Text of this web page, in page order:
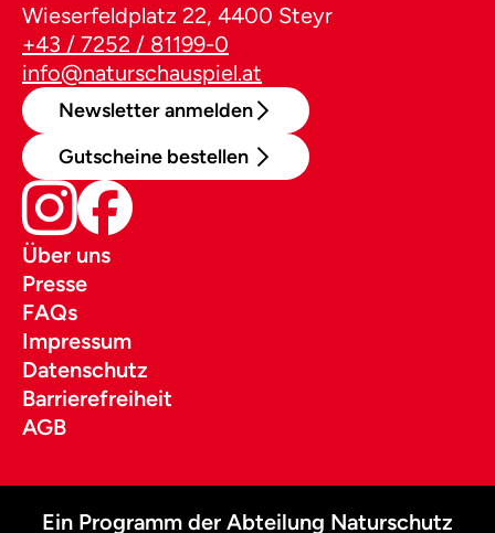
Wieserfeldplatz 22, 4400 Steyr
+43 / 7252 / 81199-0
info@naturschauspiel.at
Newsletter anmelden
Gutscheine bestellen
Über uns
Presse
FAQs
Impressum
Datenschutz
Barrierefreiheit
AGB
Ein Programm der Abteilung Naturschutz